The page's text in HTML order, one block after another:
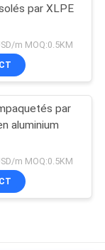
par XLPE
m MOQ:0.5KM
par
aluminium
m MOQ:0.5KM